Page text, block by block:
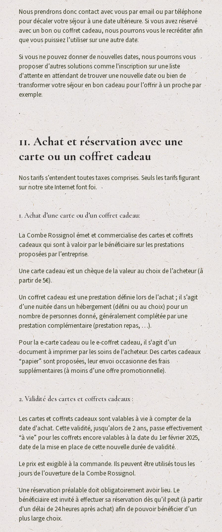
Nous prendrons donc contact avec vous par email ou par téléphone
pour décaler votre séjour à une date ultérieure. Si vous avez réservé
avec un bon ou coffret cadeau, nous pourrons vous le recréditer afin
que vous puissiez l’utiliser sur une autre date.
Si vous ne pouvez donner de nouvelles dates, nous pourrons vous
proposer d’autres solutions comme l'inscription sur une liste
d'attente en attendant de trouver une nouvelle date ou bien de
transformer votre séjour en bon cadeau pour l’offrir à un proche par
exemple.
.
11. Achat et réservation avec une
carte ou un coffret cadeau
Nos tarifs s’entendent toutes taxes comprises. Seuls les tarifs figurant
sur notre site Internet font foi.
1. Achat d’une carte ou d’un coffret cadeau:
La Combe Rossignol émet et commercialise des cartes et coffrets
cadeaux qui sont à valoir par le bénéficiaire sur les prestations
proposées par l’entreprise.
Une carte cadeau est un chèque de la valeur au choix de l’acheteur (à
partir de 5€).
Un coffret cadeau est une prestation définie lors de l’achat ; il s’agit
d’une nuitée dans un hébergement (défini ou au choix) pour un
nombre de personnes donné, généralement complétée par une
prestation complémentaire (prestation repas, …).
Pour la e-carte cadeau ou le e-coffret cadeau, il s'agit d’un
document à imprimer par les soins de l'acheteur. Des cartes cadeaux
“papier” sont proposées, leur envoi occasionne des frais
supplémentaires (à moins d’une offre promotionnelle).
2. Validité des cartes et coffrets cadeaux :
Les cartes et coffrets cadeaux sont valables à vie à compter de la
date d'achat. Cette validité, jusqu’alors de 2 ans, passe effectivement
“à vie” pour les coffrets encore valables à la date du 1er février 2025,
date de la mise en place de cette nouvelle durée de validité.
Le prix est exigible à la commande. Ils peuvent être utilisés tous les
jours de l’ouverture de la Combe Rossignol.
Une réservation préalable doit obligatoirement avoir lieu. Le
bénéficiaire est invité à effectuer sa réservation dès qu’il peut (à partir
d'un délai de 24 heures après achat) afin de pouvoir bénéficier d’un
plus large choix.